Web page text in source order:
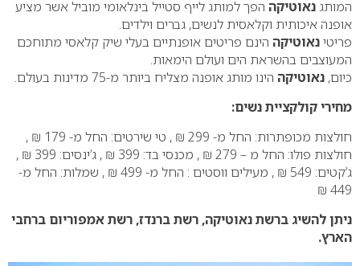
המותגנאוטיקה הפך למותג לייף סטייל בינלאומי מוביל אשר מציע
אופנה איכותית וקלאסית לנשים, גברים וילדים.
פריטינאוטיקה הינם פריטים אופנתיים בעלי שיק קלאסי מתוחכם
המעוצבים בהשראת הים ועולם הימאות.
כיום, נאוטיקה הינו מותג אופנה מצליח ביותר מ-75 מדינות בעולם.
מחירי קולקציית נשים:
חולצות מכופתרות: החל מ- 299 ₪ , טי שירטים: החל מ- 179 ₪ ,
חולצות פולו: החל מ – 279 ₪ , מכנסי בד: 399 ₪ , ג’ינסים: 399 ₪ ,
ג’קטים: 549 ₪ , מעילים ווסטים : החל מ- 499 ₪ , שמלות: החל מ-
449 ₪
ניתן להשיג ברשת נאוטיקה, רשת ברנדז, רשת אמפוריום ברחבי
הארץ.